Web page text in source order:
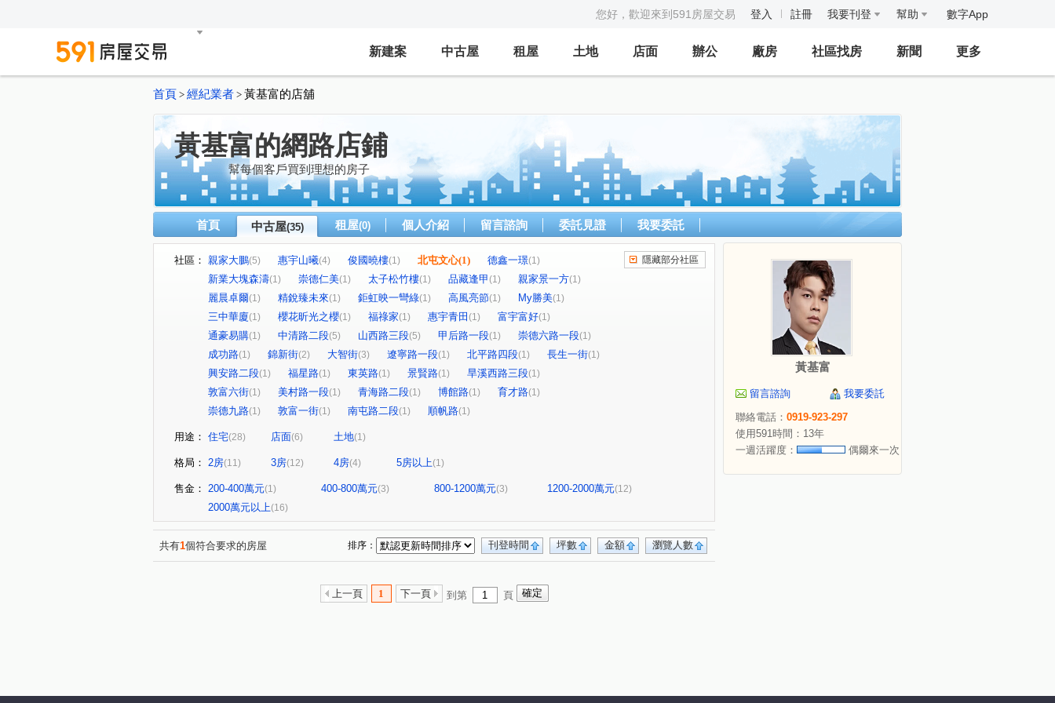
您好，歡迎來到591房屋交易 登入 註冊 我要刊登 幫助 數字App
新建案 中古屋 租屋 土地 店面 辦公 廠房 社區找房 新聞 更多
首頁 > 經紀業者 > 黃基富的店舖
黃基富的網路店鋪
幫每個客戶買到理想的房子
首頁 中古屋(35) 租屋(0) 個人介紹 留言諮詢 委託見證 我要委託
社區： 親家大鵬(5) 惠宇山曦(4) 俊國曉樓(1) 北屯文心(1) 德鑫一璟(1)
新業大塊森濤(1) 崇德仁美(1) 太子松竹樓(1) 品藏逢甲(1) 親家景一方(1)
麗晨卓爾(1) 精銳臻未來(1) 鉅虹映一彎綠(1) 高風亮節(1) My勝美(1)
三中華廈(1) 櫻花昕光之櫻(1) 福祿家(1) 惠宇青田 (1) 富宇富好(1)
通豪易購(1) 中清路二段(5) 山西路三段(5) 甲后路一段(1) 崇德六路一段(1)
成功路(1) 錦新街(2) 大智街(3) 遼寧路一段(1) 北平路四段(1) 長生一街(1)
興安路二段(1) 福星路(1) 東英路(1) 景賢路(1) 旱溪西路三段(1)
敦富六街(1) 美村路一段(1) 青海路二段(1) 博館路(1) 育才路(1)
崇德九路(1) 敦富一街(1) 南屯路二段(1) 順帆路(1)
隱藏部分社區
用途： 住宅(28) 店面(6) 土地(1)
格局： 2房(11) 3房(12) 4房(4) 5房以上(1)
售金： 200-400萬元(1) 400-800萬元(3) 800-1200萬元(3) 1200-2000萬元(12)
2000萬元以上(16)
共有1個符合要求的房屋 瀏覽人數
金額
坪數
刊登時間
排序：
上一頁 1 下一頁 到第 頁
黃基富
留言諮詢
我要委託
聯絡電話： 0919-923-297
使用591時間：13年
一週活躍度：
偶爾來一次